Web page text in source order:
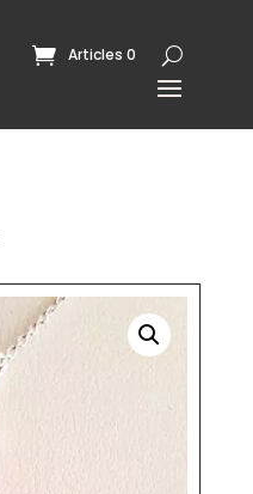
Articles 0